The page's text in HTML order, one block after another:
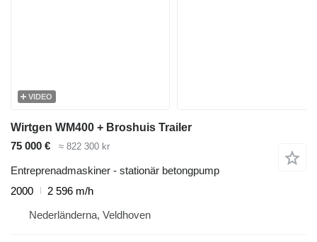
VIDEO
Wirtgen WM400 + Broshuis Trailer
75 000 €
≈ 822 300 kr
Entreprenadmaskiner - stationär betongpump
2000
2 596 m/h
Nederländerna, Veldhoven